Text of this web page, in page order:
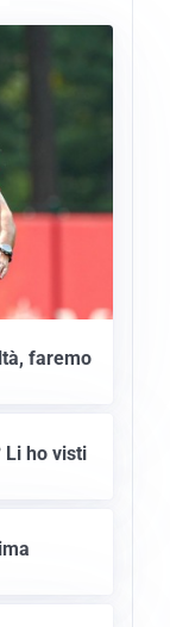
faremo
Li ho visti